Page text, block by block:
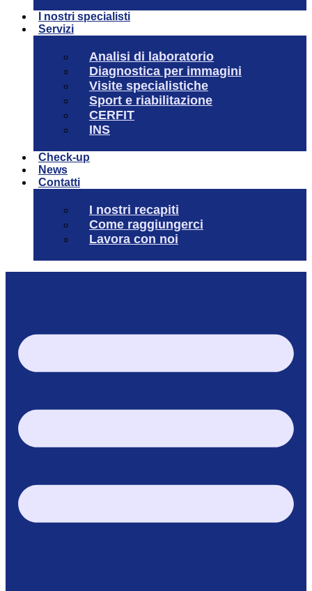
I nostri specialisti
Servizi
Analisi di laboratorio
Diagnostica per immagini
Visite specialistiche
Sport e riabilitazione
CERFIT
INS
Check-up
News
Contatti
I nostri recapiti
Come raggiungerci
Lavora con noi